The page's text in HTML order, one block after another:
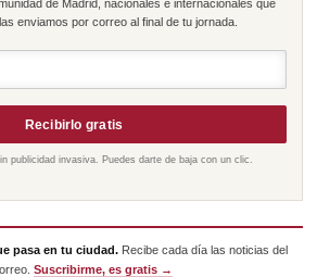
de Madrid, nacionales e internacionales que
enviamos por correo al final de tu jornada.
Recibirlo gratis
publicidad invasiva. Puedes darte de baja con un clic.
pasa en tu ciudad. Recibe cada día las noticias del
Suscribirme, es gratis →